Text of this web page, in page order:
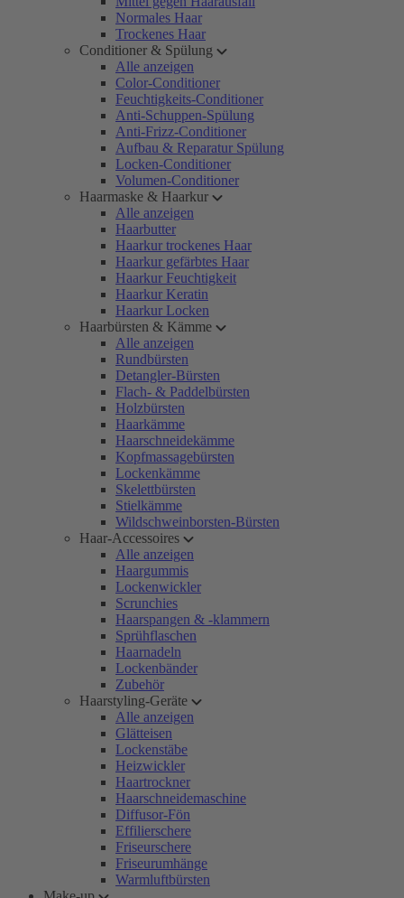
Normales Haar
Trockenes Haar
Conditioner & Spülung
Alle anzeigen
Color-Conditioner
Feuchtigkeits-Conditioner
Anti-Schuppen-Spülung
Anti-Frizz-Conditioner
Aufbau & Reparatur Spülung
Locken-Conditioner
Volumen-Conditioner
Haarmaske & Haarkur
Alle anzeigen
Haarbutter
Haarkur trockenes Haar
Haarkur gefärbtes Haar
Haarkur Feuchtigkeit
Haarkur Keratin
Haarkur Locken
Haarbürsten & Kämme
Alle anzeigen
Rundbürsten
Detangler-Bürsten
Flach- & Paddelbürsten
Holzbürsten
Haarkämme
Haarschneidekämme
Kopfmassagebürsten
Lockenkämme
Skelettbürsten
Stielkämme
Wildschweinborsten-Bürsten
Haar-Accessoires
Alle anzeigen
Haargummis
Lockenwickler
Scrunchies
Haarspangen & -klammern
Sprühflaschen
Haarnadeln
Lockenbänder
Zubehör
Haarstyling-Geräte
Alle anzeigen
Glätteisen
Lockenstäbe
Heizwickler
Haartrockner
Haarschneidemaschine
Diffusor-Fön
Effilierschere
Friseurschere
Friseurumhänge
Warmluftbürsten